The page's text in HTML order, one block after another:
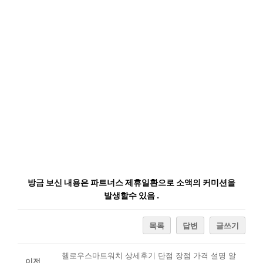
방금 보신 내용은 파트너스 제휴일환으로 소액의 커미션을
발생할수 있음 .
목록 답변 글쓰기
헬로우스마트워치 상세후기 단점 장점 가격 설명 알